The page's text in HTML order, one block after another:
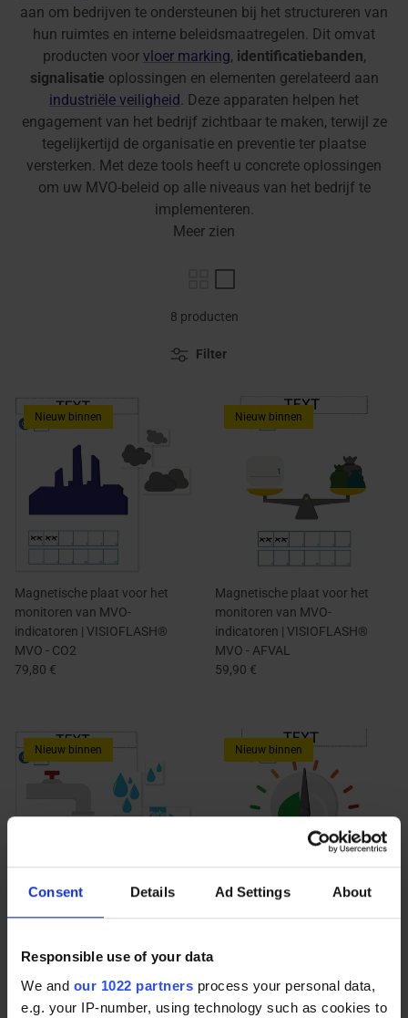
Consent Details Ad Settings About
Responsible use of your data
We and our 1022 partners process your personal data,
e.g. your IP-number, using technology such as cookies to
aan om bedrijven te ondersteunen bij het structureren van
hun ruimtes en interne beleidsmaatregelen. Dit omvat
producten voor vloer marking, identificatiebanden,
signalisatie oplossingen en elementen gerelateerd aan
industriële veiligheid. Deze apparaten helpen het
engagement van het bedrijf zichtbaar te maken, terwijl ze
tegelijkertijd de organisatie en preventie ter plaatse
versterken. Met deze tools heeft u concrete oplossingen
om uw MVO-beleid op alle niveaus van het bedrijf te
implementeren.
Meer zien
Filter
8 producten
Nieuw binnen
Magnetische plaat voor het
monitoren van MVO-
indicatoren | VISIOFLASH®
MVO - CO2
79,80 €
Nieuw binnen
Magnetische plaat voor het
monitoren van MVO-
indicatoren | VISIOFLASH®
MVO - AFVAL
59,90 €
Nieuw binnen
indicatoren | VISIOFLASH®
MVO - WATER
79,80 €
Nieuw binnen
MVO - KILOWATT
59,90 €